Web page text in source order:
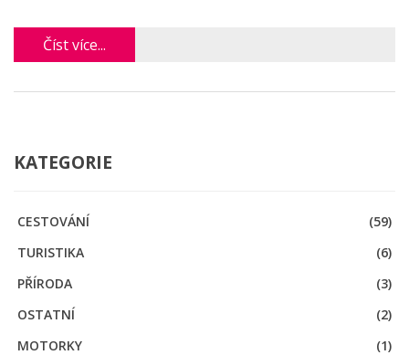
Číst více...
KATEGORIE
CESTOVÁNÍ
(59)
TURISTIKA
(6)
PŘÍRODA
(3)
OSTATNÍ
(2)
MOTORKY
(1)